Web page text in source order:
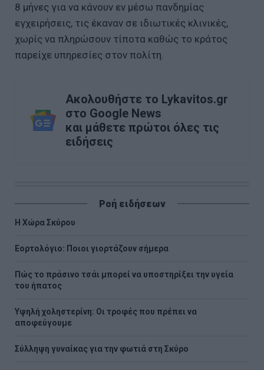
8 μήνες για να κάνουν εν μέσω πανδημίας
εγχειρήσεις, τις έκαναν σε ιδιωτικές κλινικές,
χωρίς να πληρώσουν τίποτα καθώς το κράτος
παρείχε υπηρεσίες στον πολίτη.
Ακολουθήστε το Lykavitos.gr
στο Google News
και μάθετε πρώτοι όλες τις
ειδήσεις
Ροή ειδήσεων
Η Χώρα Σκύρου
Εορτολόγιο: Ποιοι γιορτάζουν σήμερα
Πώς το πράσινο τσάι μπορεί να υποστηρίξει την υγεία
του ήπατος
Υψηλή χοληστερίνη: Οι τροφές που πρέπει να
αποφεύγουμε
Σύλληψη γυναίκας για την φωτιά στη Σκύρο